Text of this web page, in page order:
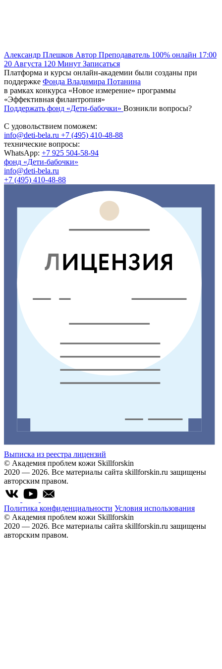
Александр Плешков Автор Преподаватель 100% онлайн 17:00
20 Августа 120 Минут Записаться
Платформа и курсы онлайн-академии были созданы при
поддержке Фонда Владимира Потанина
в рамках конкурса «Новое измерение» программы
«Эффективная филантропия»
Поддержать фонд «Дети-бабочки» Возникли вопросы?
С удовольствием поможем:
info@deti-bela.ru +7 (495) 410-48-88
технические вопросы:
WhatsApp: +7 925 504-58-94
фонд «Дети-бабочки»
info@deti-bela.ru
+7 (495) 410-48-88
Выписка из реестра лицензий
© Академия проблем кожи Skillforskin
2020 — 2026. Все материалы сайта skillforskin.ru защищены
авторским правом.
Политика конфиденциальности Условия использования
© Академия проблем кожи Skillforskin
2020 — 2026. Все материалы сайта skillforskin.ru защищены
авторским правом.